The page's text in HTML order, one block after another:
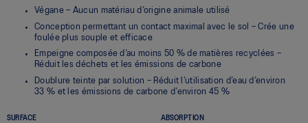
Végane – Aucun matériau d’origine animale utilisé
Conception permettant un contact maximal avec le sol – Crée une
foulée plus souple et efficace
Empeigne composée d’au moins 50 % de matières recyclées –
Réduit les déchets et les émissions de carbone
Doublure teinte par solution – Réduit l’utilisation d’eau d’environ
33 % et les émissions de carbone d’environ 45 %
SURFACE ABSORPTION